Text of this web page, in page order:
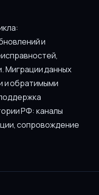
и
Миграции данных
и обратимыми
РФ: каналы
сопровождение